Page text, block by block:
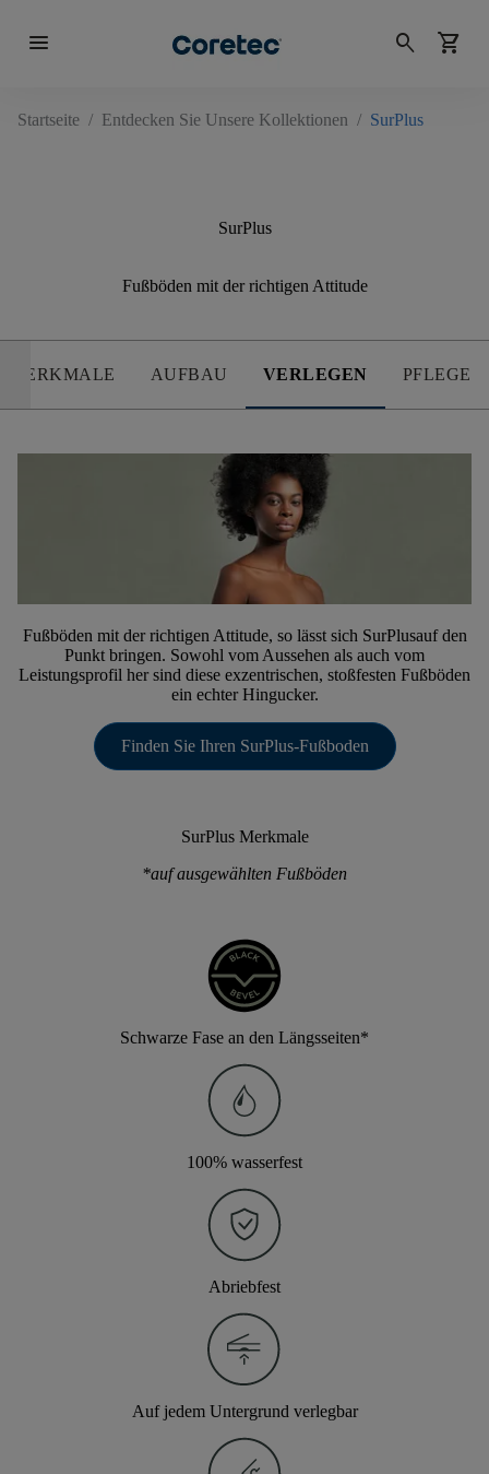
menu search shopping_cart
Startseite / Entdecken Sie Unsere Kollektionen / SurPlus
SurPlus
Fußböden mit der richtigen Attitude
MERKMALE AUFBAU VERLEGEN PFLEGE
Fußböden mit der richtigen Attitude, so lässt sich SurPlusauf den
Punkt bringen. Sowohl vom Aussehen als auch vom
Leistungsprofil her sind diese exzentrischen, stoßfesten Fußböden
ein echter Hingucker.
Finden Sie Ihren SurPlus-Fußboden
SurPlus Merkmale
*auf ausgewählten Fußböden
Schwarze Fase an den Längsseiten*
100% wasserfest
Abriebfest
Auf jedem Untergrund verlegbar